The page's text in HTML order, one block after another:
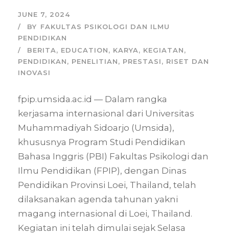
JUNE 7, 2024
BY FAKULTAS PSIKOLOGI DAN ILMU
PENDIDIKAN
BERITA, EDUCATION, KARYA, KEGIATAN,
PENDIDIKAN, PENELITIAN, PRESTASI, RISET DAN
INOVASI
fpip.umsida.ac.id — Dalam rangka
kerjasama internasional dari Universitas
Muhammadiyah Sidoarjo (Umsida),
khususnya Program Studi Pendidikan
Bahasa Inggris (PBI) Fakultas Psikologi dan
Ilmu Pendidikan (FPIP), dengan Dinas
Pendidikan Provinsi Loei, Thailand, telah
dilaksanakan agenda tahunan yakni
magang internasional di Loei, Thailand.
Kegiatan ini telah dimulai sejak Selasa